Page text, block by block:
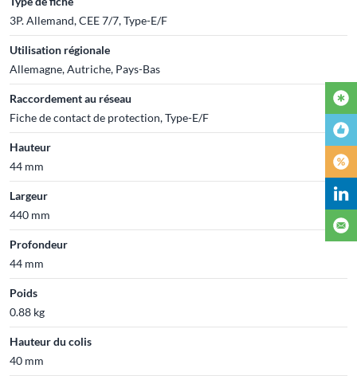
3P. Allemand, CEE 7/7, Type-E/F
Utilisation régionale
Allemagne, Autriche, Pays-Bas
Raccordement au réseau
Fiche de contact de protection, Type-E/F
Hauteur
44 mm
Largeur
440 mm
Profondeur
44 mm
Poids
0.88 kg
Hauteur du colis
40 mm